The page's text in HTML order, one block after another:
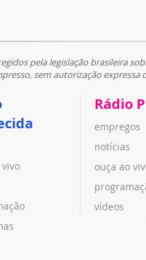
pela legislação brasileira
sem autorização expressa
Rádio
empregos
notícias
ouça ao
vídeos